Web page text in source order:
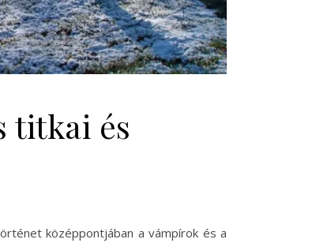
titkai és
középpontjában a vámpírok és a